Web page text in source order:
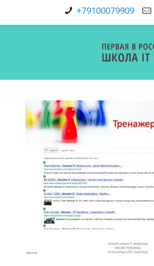
+79100079909